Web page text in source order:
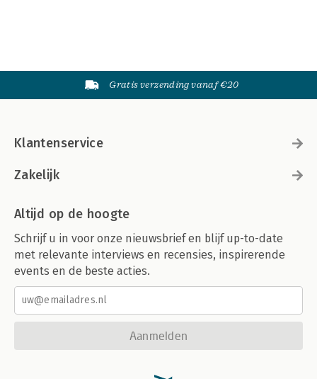
Gratis verzending vanaf €20
Klantenservice
Zakelijk
Altijd op de hoogte
Schrijf u in voor onze nieuwsbrief en blijf up-to-date
met relevante interviews en recensies, inspirerende
events en de beste acties.
Aanmelden